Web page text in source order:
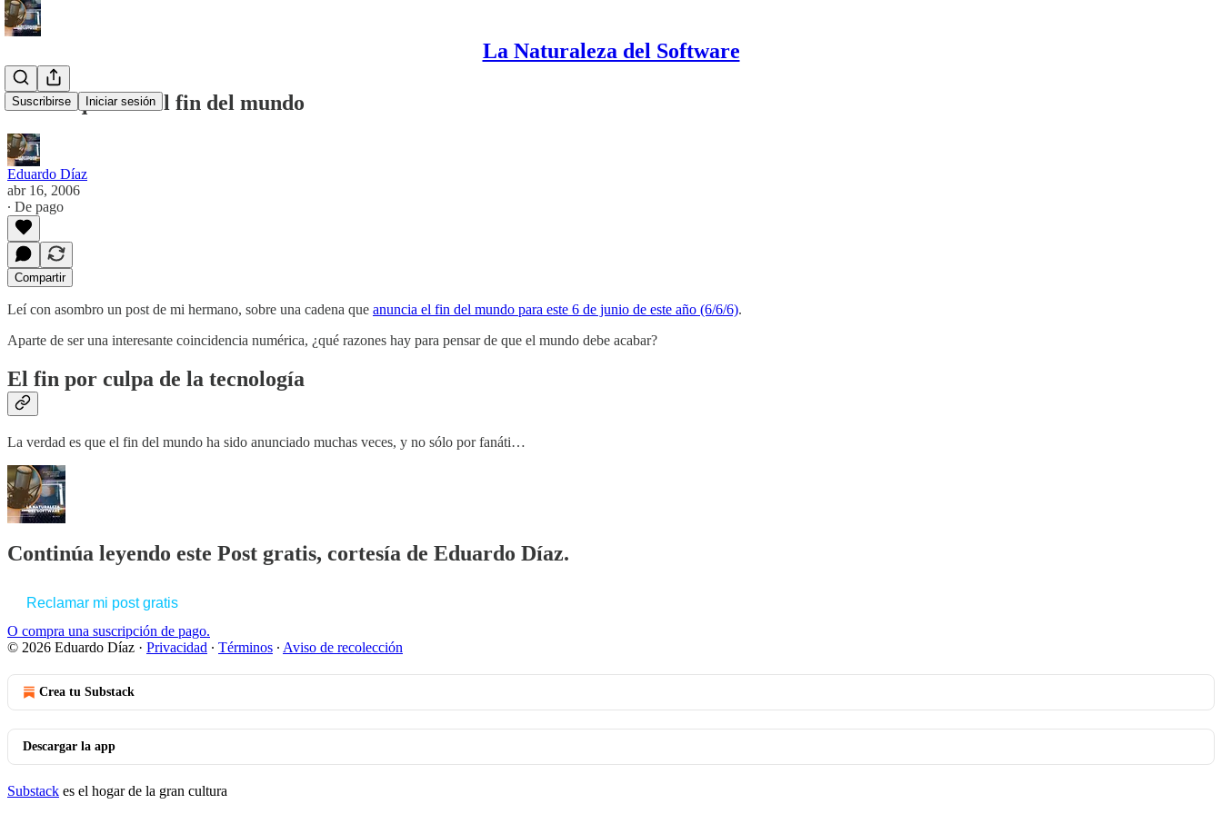
La Naturaleza del Software
Suscribirse Iniciar sesión
Las máquinas del fin del mundo
Eduardo Díaz
abr 16, 2006
∙ De pago
Compartir
Leí con asombro un post de mi hermano, sobre una cadena que anuncia el fin del mundo para este 6 de junio de este año (6/6/6).
Aparte de ser una interesante coincidencia numérica, ¿qué razones hay para pensar de que el mundo debe acabar?
El fin por culpa de la tecnología
La verdad es que el fin del mundo ha sido anunciado muchas veces, y no sólo por fanáti…
Continúa leyendo este Post gratis, cortesía de Eduardo Díaz.
Reclamar mi post gratis
O compra una suscripción de pago.
© 2026 Eduardo Díaz · Privacidad ∙ Términos ∙ Aviso de recolección
Crea tu Substack
Descargar la app
Substack es el hogar de la gran cultura